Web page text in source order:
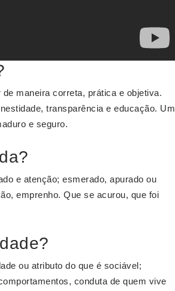
maneira correta, prática e objetiva.
transparência e educação. Um
e seguro.
e atenção; esmerado, apurado ou
emprenho. Que se acurou, que foi
ou atributo do que é sociável;
conduta de quem vive